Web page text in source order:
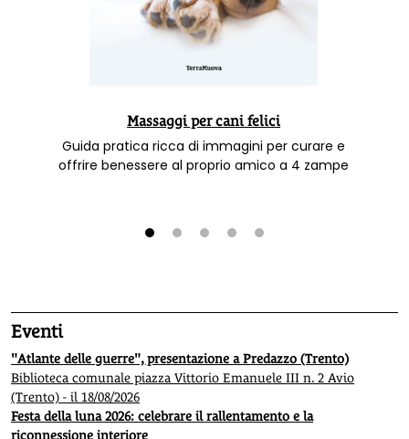
Massaggi per cani felici
Guida pratica ricca di immagini per curare e
offrire benessere al proprio amico a 4 zampe
Eventi
"Atlante delle guerre", presentazione a Predazzo (Trento)
Biblioteca comunale piazza Vittorio Emanuele III n. 2 Avio
(Trento) - il 18/08/2026
Festa della luna 2026: celebrare il rallentamento e la
riconnessione interiore